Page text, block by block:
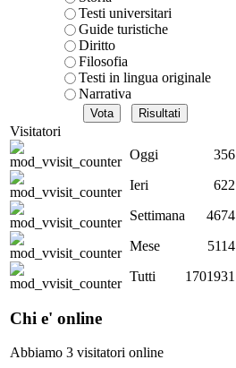
Testi universitari
Guide turistiche
Diritto
Filosofia
Testi in lingua originale
Narrativa
Visitatori
Oggi
356
Ieri
622
Settimana
4674
Mese
5114
Tutti
1701931
Chi e' online
Abbiamo 3 visitatori online